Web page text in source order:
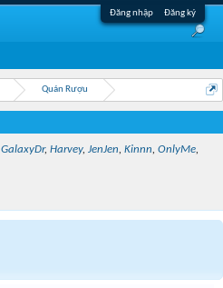
Đăng nhập Đăng ký
Quán Rượu
GalaxyDr, Harvey, JenJen, Kinnn, OnlyMe,